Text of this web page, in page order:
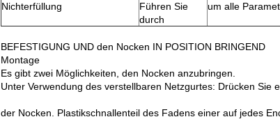
Nichterfüllung
Führen Sie
durch
um alle
BEFESTIGUNG UND den Nocken IN POSITION BRINGEND
Montage
Es gibt zwei Möglichkeiten, den Nocken anzubringen.
Unter Verwendung des verstellbaren Netzgurtes: Drücken
der Nocken. Plastikschnallenteil des Fadens einer auf jedes